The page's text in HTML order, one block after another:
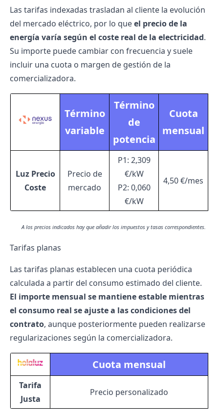
Las tarifas indexadas trasladan al cliente la evolución
del mercado eléctrico, por lo queel precio de la
energía varía según el coste real de la electricidad.
Su importe puede cambiar con frecuencia y suele
incluir una cuota o margen de gestión de la
comercializadora.
Término
variable
Término
de
potencia
Cuota
mensual
Luz Precio
Coste
Precio de
mercado
P1: 2,309
€/kW
P2: 0,060
€/kW
4,50 €/mes
A los precios indicados hay que añadir los impuestos y tasas correspondientes.
Tarifas planas
Las tarifas planas establecen una cuota periódica
calculada a partir del consumo estimado del cliente.
El importe mensual se mantiene estable mientras
el consumo real se ajuste a las condiciones del
contrato, aunque posteriormente pueden realizarse
regularizaciones según la comercializadora.
Cuota mensual
Tarifa
Justa
Precio personalizado